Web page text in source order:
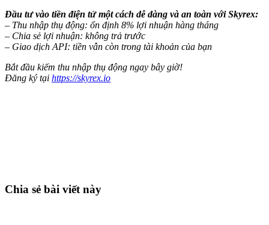
Đầu tư vào tiền điện tử một cách dễ dàng và an toàn với Skyrex:
– Thu nhập thụ động: ổn định 8% lợi nhuận hàng tháng
– Chia sẻ lợi nhuận: không trả trước
– Giao dịch API: tiền vẫn còn trong tài khoản của bạn
Bắt đầu kiếm thu nhập thụ động ngay bây giờ!
Đăng ký tại https://skyrex.io
Chia sẻ bài viết này